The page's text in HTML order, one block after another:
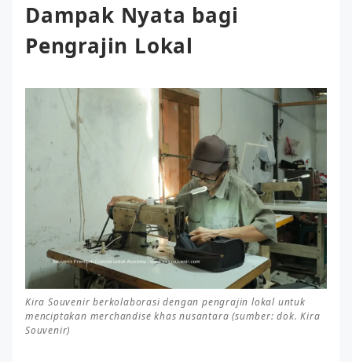
Dampak Nyata bagi
Pengrajin Lokal
Kira Souvenir berkolaborasi dengan pengrajin lokal untuk
menciptakan merchandise khas nusantara (sumber: dok. Kira
Souvenir)